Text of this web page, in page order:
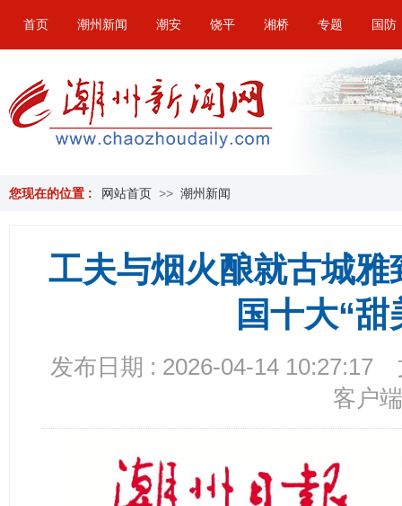
首页 潮州新闻 潮安 饶平 湘桥 专题 国防
您现在的位置 : 网站首页 >> 潮州新闻
工夫与烟火酿就古城
国十大“甜
发布日期 : 2026-04-14 10:27:17
客户端